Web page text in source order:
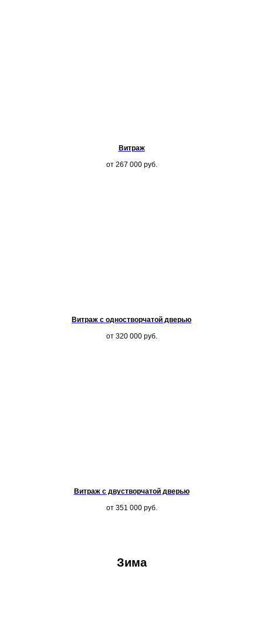
Витраж
от 267 000 руб.
Витраж с одностворчатой дверью
от 320 000 руб.
Витраж с двустворчатой дверью
от 351 000 руб.
Зима